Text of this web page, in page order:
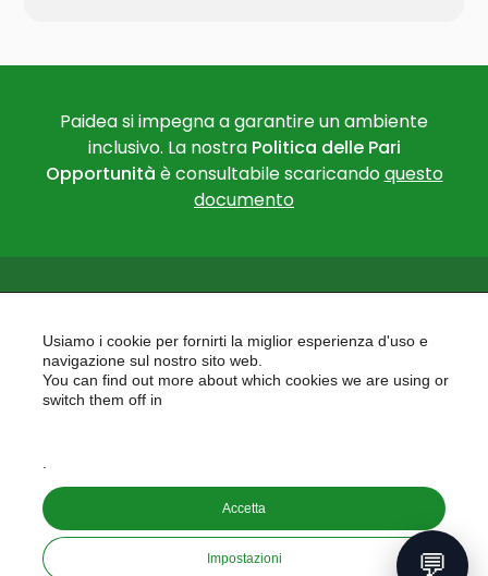
Paidea si impegna a garantire un ambiente
inclusivo. La nostra Politica delle Pari
Opportunità è consultabile scaricandoquesto
documento
PAIDEA
PAIDEA S.A.S. - Capitale sociale 10.000€ i.v.
Riproduzione Vietata
💬
Usiamo i cookie per fornirti la miglior esperienza d'uso e
navigazione sul nostro sito web.
You can find out more about which cookies we are using or
switch them off in
Accetta
Impostazioni